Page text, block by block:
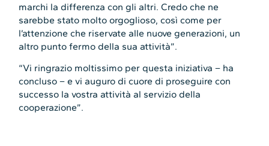
marchi la differenza con gli altri. Credo che ne
sarebbe stato molto orgoglioso, così come per
l’attenzione che riservate alle nuove generazioni, un
altro punto fermo della sua attività”.
“Vi ringrazio moltissimo per questa iniziativa – ha
concluso – e vi auguro di cuore di proseguire con
successo la vostra attività al servizio della
cooperazione”.